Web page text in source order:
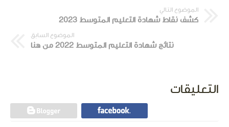
الموضوع التالي
كشف نقاط شهادة التعليم المتوسط 2023
الموضوع السابق
نتائج شهادة التعليم المتوسط 2022 من هنا
التعليقات